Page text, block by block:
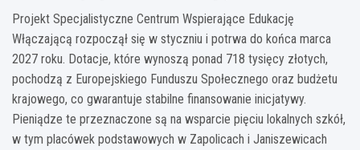
Projekt Specjalistyczne Centrum Wspierające Edukację
Włączającą rozpoczął się w styczniu i potrwa do końca marca
2027 roku. Dotacje, które wynoszą ponad 718 tysięcy złotych,
pochodzą z Europejskiego Funduszu Społecznego oraz budżetu
krajowego, co gwarantuje stabilne finansowanie inicjatywy.
Pieniądze te przeznaczone są na wsparcie pięciu lokalnych szkół,
w tym placówek podstawowych w Zapolicach i Janiszewicach